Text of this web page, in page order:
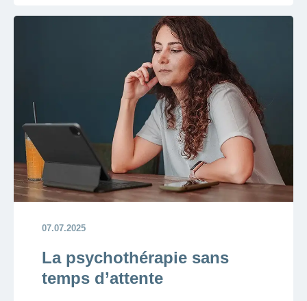
07.07.2025
La psychothérapie sans
temps d’attente